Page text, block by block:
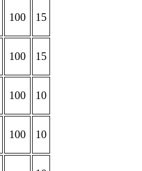
100 15
100 15
100 10
100 10